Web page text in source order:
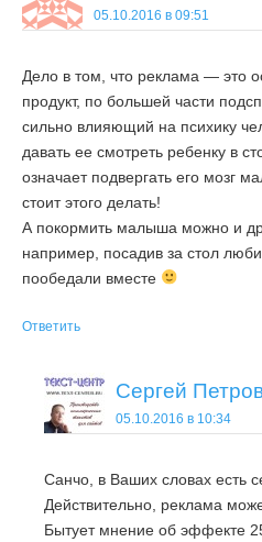
05.10.2016 в 09:51
Дело в том, что реклама — это
продукт, по большей части
сильно влияющий на психику
давать ее смотреть ребенку в
означает подвергать его мозг
стоит этого делать!
А покормить малыша можно и
например, посадив за стол
пообедали вместе
Ответить
Сергей
05.10.2016 в 10:34
Санчо, в Ваших словах есть
Действительно, реклама
Бытует мнение об эффекте